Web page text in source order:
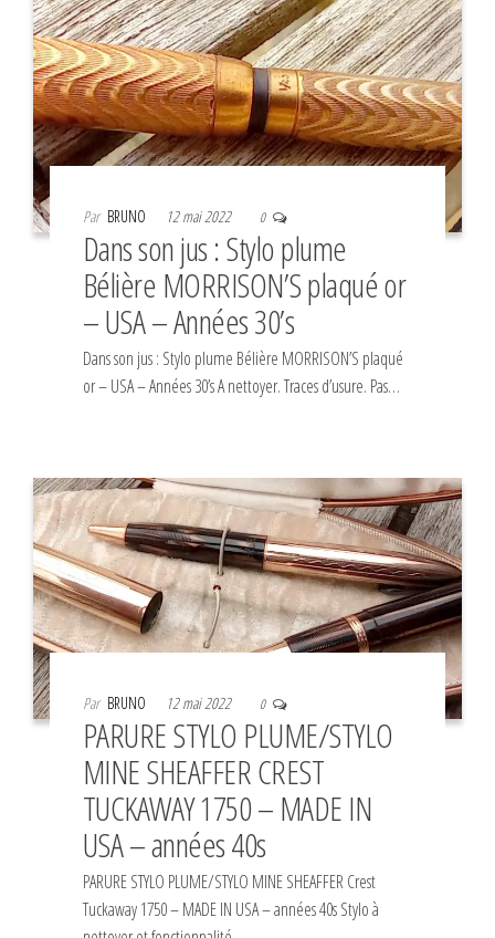
Par BRUNO 12 mai 2022 0
Dans son jus : Stylo plume
Bélière MORRISON’S plaqué or
– USA – Années 30’s
Dans son jus : Stylo plume Bélière MORRISON’S plaqué
or – USA – Années 30’s A nettoyer. Traces d’usure. Pas…
Par BRUNO 12 mai 2022 0
PARURE STYLO PLUME/STYLO
MINE SHEAFFER CREST
TUCKAWAY 1750 – MADE IN
USA – années 40s
PARURE STYLO PLUME/STYLO MINE SHEAFFER Crest
Tuckaway 1750 – MADE IN USA – années 40s Stylo à